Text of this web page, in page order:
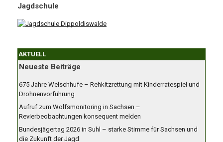
Jagdschule
AKTUELL
Neueste Beiträge
675 Jahre Welschhufe – Rehkitzrettung mit Kinderratespiel und
Drohnenvorführung
Aufruf zum Wolfsmonitoring in Sachsen –
Revierbeobachtungen konsequent melden
Bundesjägertag 2026 in Suhl – starke Stimme für Sachsen und
die Zukunft der Jagd